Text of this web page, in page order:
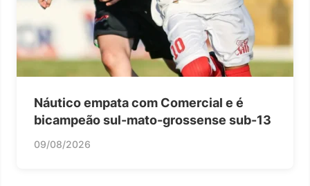
Náutico empata com Comercial e é
bicampeão sul-mato-grossense sub-13
09/08/2026